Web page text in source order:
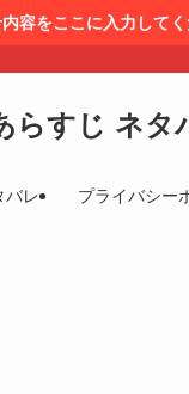
容をここに入力してく
らすじ ネタ
バレ プライバシー